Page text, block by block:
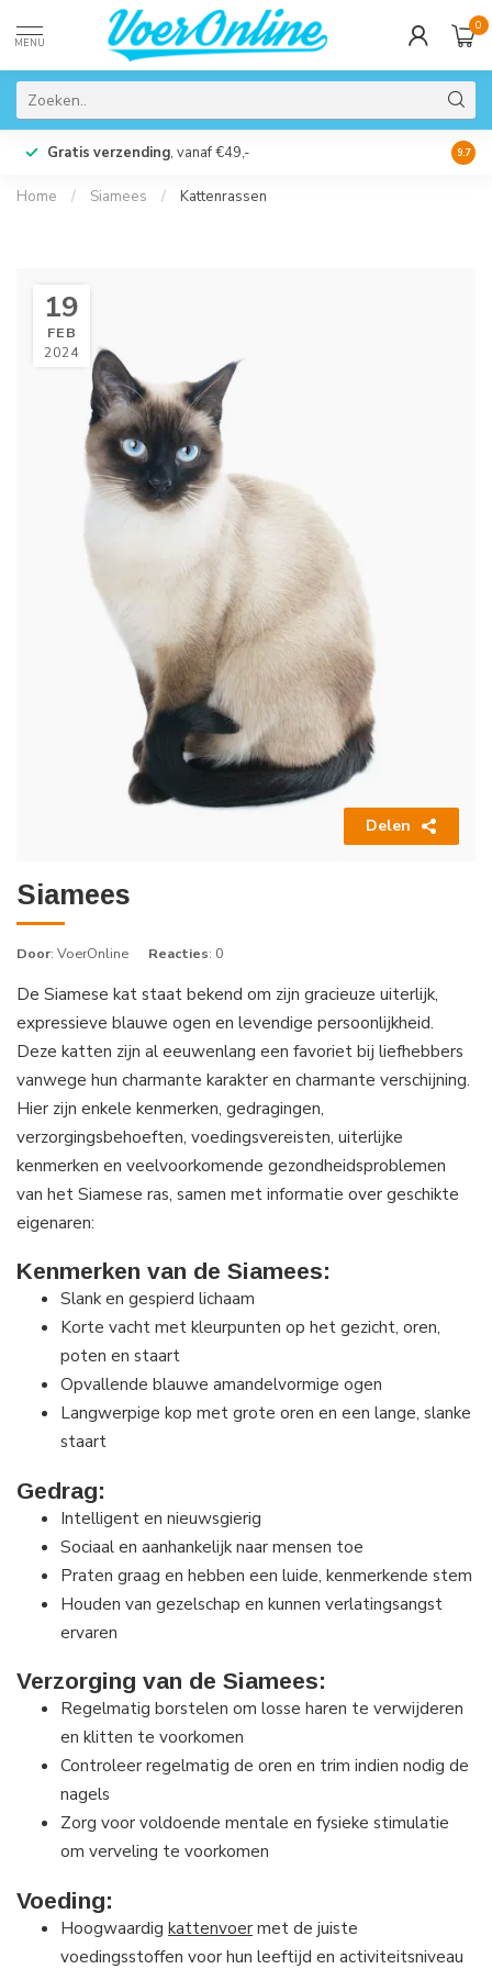
MENU
0
Gratis verzending, vanaf €49,- 9.7
Home / Siamees / Kattenrassen
19
FEB
2024
Delen
Siamees
Door: VoerOnline Reacties: 0
De Siamese kat staat bekend om zijn gracieuze uiterlijk,
expressieve blauwe ogen en levendige persoonlijkheid.
Deze katten zijn al eeuwenlang een favoriet bij liefhebbers
vanwege hun charmante karakter en charmante verschijning.
Hier zijn enkele kenmerken, gedragingen,
verzorgingsbehoeften, voedingsvereisten, uiterlijke
kenmerken en veelvoorkomende gezondheidsproblemen
van het Siamese ras, samen met informatie over geschikte
eigenaren:
Kenmerken van de Siamees:
Slank en gespierd lichaam
Korte vacht met kleurpunten op het gezicht, oren,
poten en staart
Opvallende blauwe amandelvormige ogen
Langwerpige kop met grote oren en een lange, slanke
staart
Gedrag:
Intelligent en nieuwsgierig
Sociaal en aanhankelijk naar mensen toe
Praten graag en hebben een luide, kenmerkende stem
Houden van gezelschap en kunnen verlatingsangst
ervaren
Verzorging van de Siamees:
Regelmatig borstelen om losse haren te verwijderen
en klitten te voorkomen
Controleer regelmatig de oren en trim indien nodig de
nagels
Zorg voor voldoende mentale en fysieke stimulatie
om verveling te voorkomen
Voeding:
Hoogwaardig kattenvoermet de juiste
voedingsstoffen voor hun leeftijd en activiteitsniveau